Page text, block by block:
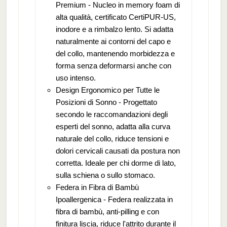
Premium - Nucleo in memory foam di
alta qualità, certificato CertiPUR-US,
inodore e a rimbalzo lento. Si adatta
naturalmente ai contorni del capo e
del collo, mantenendo morbidezza e
forma senza deformarsi anche con
uso intenso.
Design Ergonomico per Tutte le
Posizioni di Sonno - Progettato
secondo le raccomandazioni degli
esperti del sonno, adatta alla curva
naturale del collo, riduce tensioni e
dolori cervicali causati da postura non
corretta. Ideale per chi dorme di lato,
sulla schiena o sullo stomaco.
Federa in Fibra di Bambù
Ipoallergenica - Federa realizzata in
fibra di bambù, anti-pilling e con
finitura liscia, riduce l'attrito durante il